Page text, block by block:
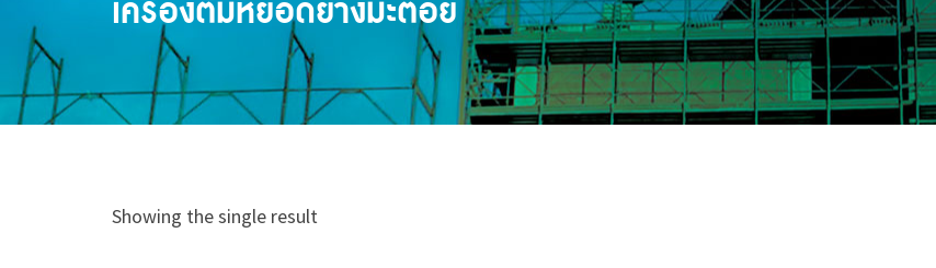
เครื่องต้มหยอดยางมะตอย
Showing the single result